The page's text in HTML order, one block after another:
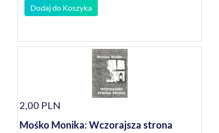
Dodaj do Koszyka
2,00 PLN
Mośko Monika: Wczorajsza strona